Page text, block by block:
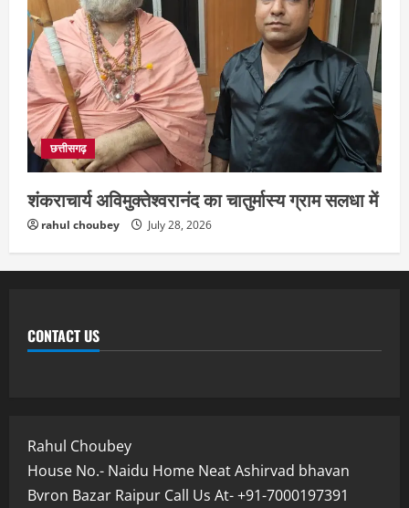
छत्तीसगढ़
शंकराचार्य अविमुक्तेश्वरानंद का चातुर्मास्य ग्राम सलधा में
rahul choubey July 28, 2026
CONTACT US
Rahul Choubey
House No.- Naidu Home Neat Ashirvad bhavan
Bvron Bazar Raipur Call Us At- +91-7000197391